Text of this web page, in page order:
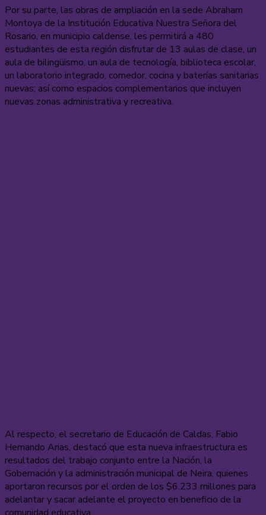
Por su parte, las obras de ampliación en la sede Abraham
Montoya de la Institución Educativa Nuestra Señora del
Rosario, en municipio caldense, les permitirá a 480
estudiantes de esta región disfrutar de 13 aulas de clase, un
aula de bilingüismo, un aula de tecnología, biblioteca escolar,
un laboratorio integrado, comedor, cocina y baterías sanitarias
nuevas; así como espacios complementarios que incluyen
nuevas zonas administrativa y recreativa.
Al respecto, el secretario de Educación de Caldas, Fabio
Hernando Arias, destacó que esta nueva infraestructura es
resultados del trabajo conjunto entre la Nación, la
Gobernación y la administración municipal de Neira, quienes
aportaron recursos por el orden de los $6.233 millones para
adelantar y sacar adelante el proyecto en beneficio de la